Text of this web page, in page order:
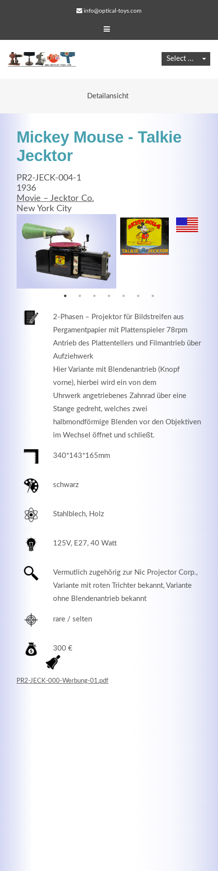
info@optical-toys.com
Detailansicht
Mickey Mouse - Talkie
Jecktor
PR2-JECK-004-1
1936
Movie – Jecktor Co.
New York City
2-Phasen – Projektor für Bildstreifen aus
Pergamentpapier mit Plattenspieler 78rpm
Antrieb des Plattentellers und Filmantrieb über
Aufziehwerk
Hier Variante mit Blendenantrieb (Knopf
vorne), hierbei wird ein von dem
Uhrwerk angetriebenes Zahnrad über eine
Stange gedreht, welches zwei
halbmondförmige Blenden vor den Objektiven
im Wechsel öffnet und schließt.
340*143*165mm
schwarz
Stahlblech, Holz
125V, E27, 40 Watt
Vermutlich zugehörig zur Nic Projector Corp.,
Variante mit roten Trichter bekannt, Variante
ohne Blendenantrieb bekannt
rare / selten
300 €
PR2-JECK-000-Werbung-01.pdf
Web Projects
Lorem ipsum dolor sit amet, consectetuer adipiscing
elit. Aenean commodo ligula eget dolor.
MEHR INFOS
Good Service
Lorem ipsum dolor sit amet, consectetuer adipiscing
elit. Aenean commodo ligula eget dolor.
MEHR INFOS
Modern & Simple
Lorem ipsum dolor sit amet, consectetuer adipiscing